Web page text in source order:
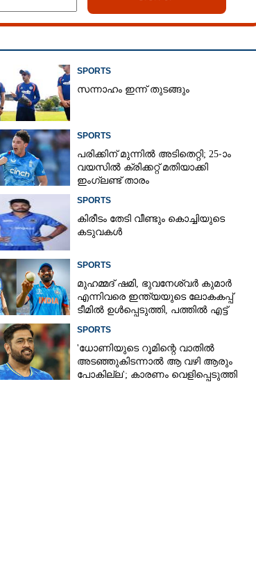
SPORTS
സന്നാഹം ഇന്ന് തുടങ്ങും
SPORTS
പരിക്കിന് മുന്നിൽ അടിതെറ്റി; 25-ാം
വയസിൽ ക്രിക്കറ്റ് മതിയാക്കി
ഇംഗ്ലണ്ട് താരം
SPORTS
കിരീ‌ടം തേടി വീണ്ടും കൊച്ചിയുടെ
കടുവകൾ
SPORTS
മുഹമ്മദ് ഷമി, ഭുവനേശ്വർ കുമാർ
എന്നിവരെ ഇന്ത്യയുടെ ലോകകപ്പ്
ടീമിൽ ഉൾപ്പെടുത്തി,​ പത്തിൽ എട്ട്
SPORTS
'ധോണിയുടെ റൂമിന്റെ വാതിൽ
അടഞ്ഞുകിടന്നാൽ ആ വഴി ആരും
പോകില്ല'; കാരണം വെളിപ്പെടുത്തി
ഇന്ന്
Share this link
Copy Link